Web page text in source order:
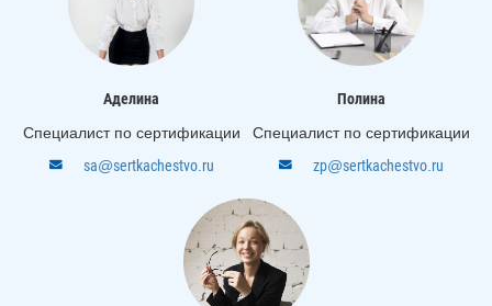
Аделина
Специалист по сертификации
sa@sertkachestvo.ru
Полина
Специалист по сертификации
zp@sertkachestvo.ru